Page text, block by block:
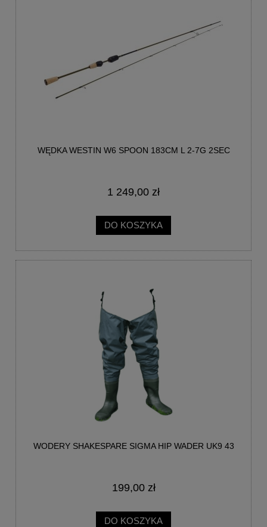
WĘDKA WESTIN W6 SPOON 183CM L 2-7G 2SEC
1 249,00 zł
DO KOSZYKA
WODERY SHAKESPARE SIGMA HIP WADER UK9 43
199,00 zł
DO KOSZYKA